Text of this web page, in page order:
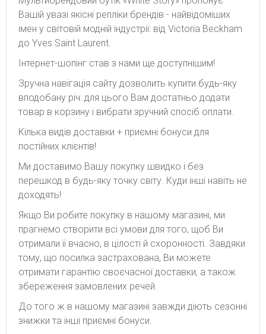
Вашій увазі якісні репліки брендів - найвідоміших
імен у світовій модній індустрії: від Victoria Beckham
до Yves Saint Laurent.
Інтернет-шопінг став з нами ще доступнішим!
Зручна навігація сайту дозволить купити будь-яку
вподобану річ: для цього Вам достатньо додати
товар в корзину і вибрати зручний спосіб оплати.
Кілька видів доставки + приємні бонуси для
постійних клієнтів!
Ми доставимо Вашу покупку швидко і без
перешкод в будь-яку точку світу. Куди інші навіть не
доходять!
Якщо Ви робите покупку в нашому магазині, ми
прагнемо створити всі умови для того, щоб Ви
отримали її вчасно, в цілості й схоронності. Завдяки
тому, що посилка застрахована, Ви можете
отримати гарантію своєчасної доставки, а також
збереження замовлених речей.
До того ж в нашому магазині завжди діють сезонні
знижки та інші приємні бонуси.